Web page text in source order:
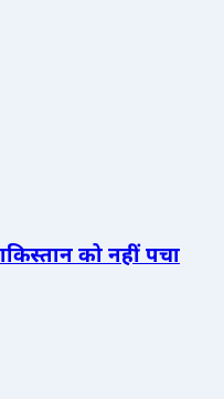
को नहीं पचा